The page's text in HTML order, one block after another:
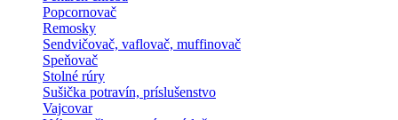
Popcornovač
Remosky
Sendvičovač, vaflovač, muffinovač
Speňovač
Stolné rúry
Sušička potravín, príslušenstvo
Vajcovar